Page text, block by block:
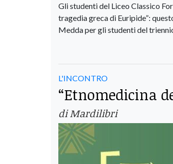
Gli studenti del Liceo Classico
tragedia greca di Euripide”:
Medda per gli studenti del
L'INCONTRO
“Etnomedicina
di Mardilibri